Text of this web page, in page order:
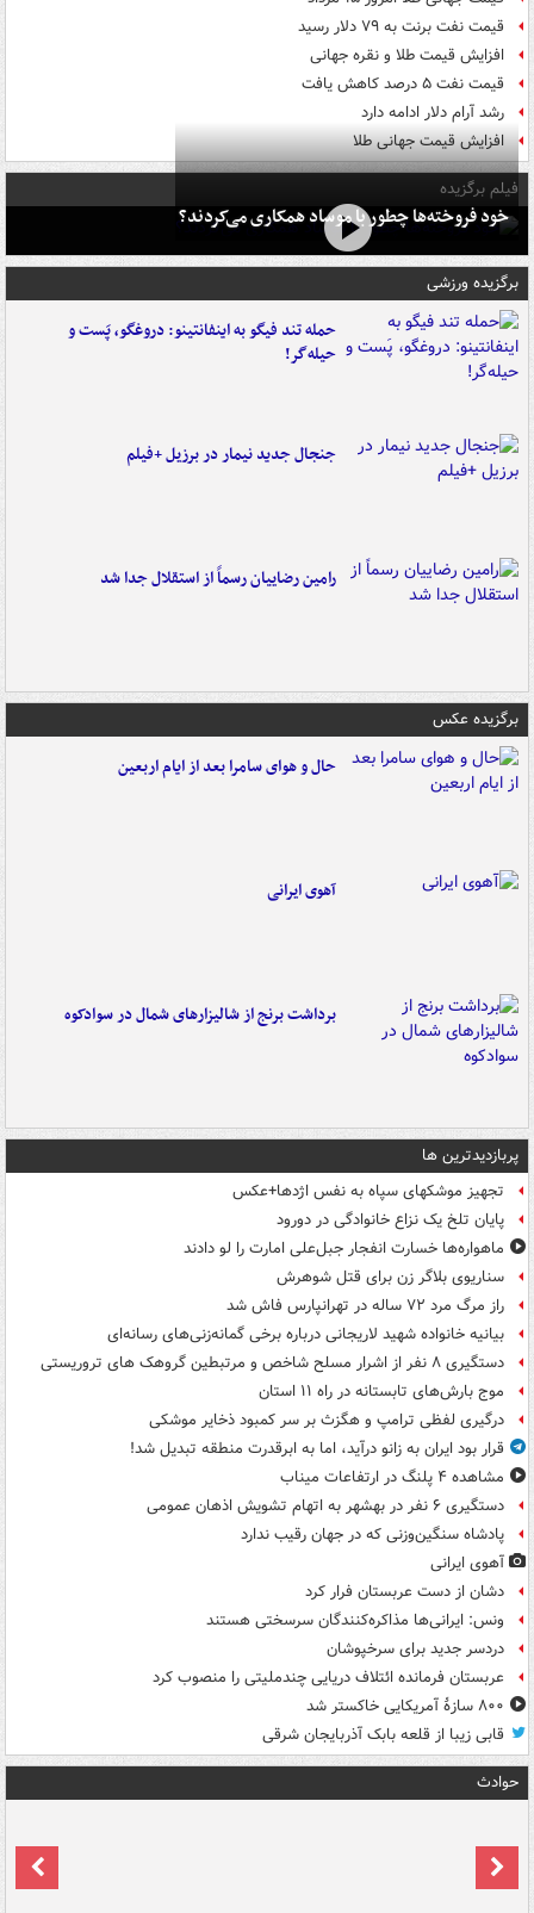
قیمت نفت برنت به ۷۹ دلار رسید
افزایش قیمت طلا و نقره جهانی
قیمت نفت ۵ درصد کاهش یافت
رشد آرام دلار ادامه دارد
افزایش قیمت جهانی طلا
فیلم برگزیده
خود فروخته‌ها چطور با موساد همکاری می‌کردند؟
برگزیده ورزشی
حمله تند فیگو به اینفانتینو: دروغگو، پَست‌ و
حیله‌گر!
جنجال جدید نیمار در برزیل +فیلم
رامین رضاییان رسماً از استقلال جدا شد
برگزیده عکس
حال و هوای سامرا بعد از ایام اربعین
آهوی ایرانی
برداشت برنج از شالیزارهای شمال در سوادکوه
پربازدیدترین ها
تجهیز موشکهای سپاه به نفس اژدها+عکس
پایان تلخ یک نزاع خانوادگی در دورود
ماهواره‌ها خسارت انفجار جبل‌علی امارت را لو دادند
سناریوی بلاگر زن برای قتل شوهرش
راز مرگ مرد ۷۲ ساله در تهرانپارس فاش شد
بیانیه خانواده شهید لاریجانی درباره برخی گمانه‌زنی‌های رسانه‌ای
دستگیری ۸ نفر از اشرار مسلح شاخص و مرتبطین گروهک های تروریستی
موج بارش‌های تابستانه در راه ۱۱ استان
درگیری لفظی ترامپ و هگزث بر سر کمبود ذخایر موشکی
قرار بود ایران به زانو درآید، اما به ابرقدرت منطقه تبدیل شد!
مشاهده ۴ پلنگ در ارتفاعات میناب
دستگیری ۶ نفر در بهشهر به اتهام تشویش اذهان عمومی
پادشاه سنگین‌وزنی که در جهان رقیب ندارد
آهوی ایرانی
دشان از دست عربستان فرار کرد
ونس: ایرانی‌ها مذاکره‌کنندگان سرسختی هستند
دردسر جدید برای سرخپوشان
عربستان فرمانده ائتلاف دریایی چندملیتی را منصوب کرد
۸۰۰ سازۀ آمریکایی خاکستر شد
قابی زیبا از قلعه بابک آذربایجان شرقی
حوادث